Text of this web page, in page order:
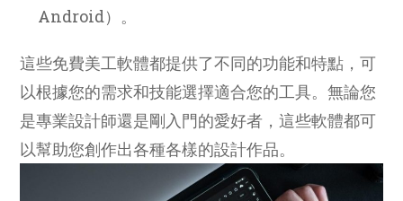
Android）。
這些免費美工軟體都提供了不同的功能和特點，可
以根據您的需求和技能選擇適合您的工具。無論您
是專業設計師還是剛入門的愛好者，這些軟體都可
以幫助您創作出各種各樣的設計作品。